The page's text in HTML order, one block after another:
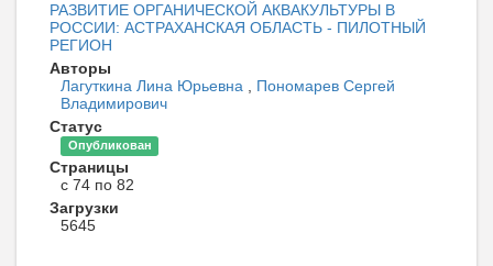
РАЗВИТИЕ ОРГАНИЧЕСКОЙ АКВАКУЛЬТУРЫ В
РОССИИ: АСТРАХАНСКАЯ ОБЛАСТЬ - ПИЛОТНЫЙ
РЕГИОН
Авторы
Лагуткина Лина Юрьевна , Пономарев Сергей
Владимирович
Статус
Опубликован
Страницы
с 74 по 82
Загрузки
5645